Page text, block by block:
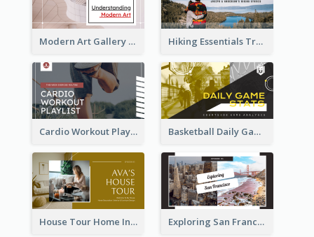
Modern Art Gallery Art Education YouTube Thumbnail Hiking Essentials Travel YouTube Thumbnail
Cardio Workout Playlist Fitness YouTube Thumbnail Basketball Daily Game Stats Sports YouTube Thumbnail
House Tour Home Introduction YouTube Thumbnail Exploring San Francisco Travelling YouTube Thumbnail